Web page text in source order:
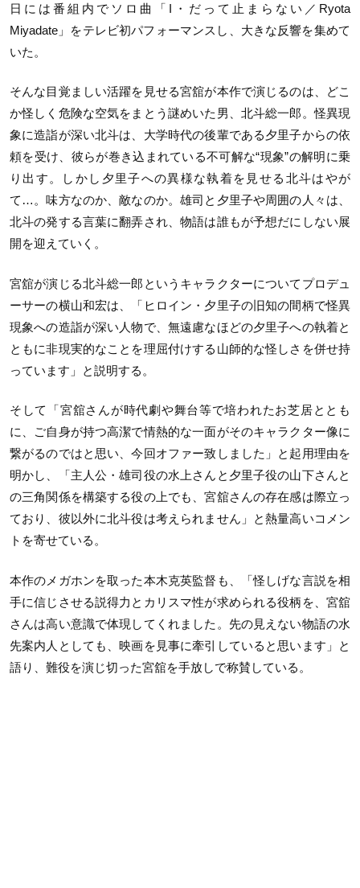
日には番組内でソロ曲「I・だって止まらない／Ryota
Miyadate」をテレビ初パフォーマンスし、大きな反響を集めて
いた。
そんな目覚ましい活躍を見せる宮舘が本作で演じるのは、どこ
か怪しく危険な空気をまとう謎めいた男、北斗総一郎。怪異現
象に造詣が深い北斗は、大学時代の後輩である夕里子からの依
頼を受け、彼らが巻き込まれている不可解な“現象”の解明に乗
り出す。しかし夕里子への異様な執着を見せる北斗はやが
て…。味方なのか、敵なのか。雄司と夕里子や周囲の人々は、
北斗の発する言葉に翻弄され、物語は誰もが予想だにしない展
開を迎えていく。
宮舘が演じる北斗総一郎というキャラクターについてプロデュ
ーサーの横山和宏は、「ヒロイン・夕里子の旧知の間柄で怪異
現象への造詣が深い人物で、無遠慮なほどの夕里子への執着と
ともに非現実的なことを理屈付けする山師的な怪しさを併せ持
っています」と説明する。
そして「宮舘さんが時代劇や舞台等で培われたお芝居ととも
に、ご自身が持つ高潔で情熱的な一面がそのキャラクター像に
繋がるのではと思い、今回オファー致しました」と起用理由を
明かし、「主人公・雄司役の水上さんと夕里子役の山下さんと
の三角関係を構築する役の上でも、宮舘さんの存在感は際立っ
ており、彼以外に北斗役は考えられません」と熱量高いコメン
トを寄せている。
本作のメガホンを取った本木克英監督も、「怪しげな言説を相
手に信じさせる説得力とカリスマ性が求められる役柄を、宮舘
さんは高い意識で体現してくれました。先の見えない物語の水
先案内人としても、映画を見事に牽引していると思います」と
語り、難役を演じ切った宮舘を手放しで称賛している。